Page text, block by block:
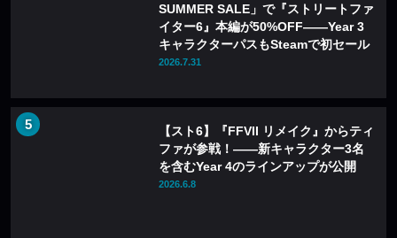
SUMMER SALE」で『ストリートファ
イター6』本編が50%OFF——Year 3
キャラクターパスもSteamで初セール
2026.7.31
【スト6】『FFVII リメイク』からティ
ファが参戦！――新キャラクター3名
を含むYear 4のラインアップが公開
2026.6.8